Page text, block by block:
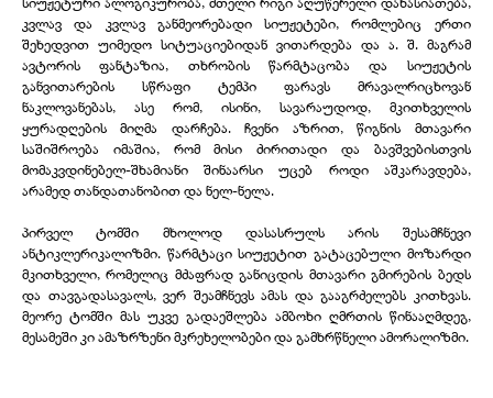
კვლავ და კვლავ განმეორებადი სიუჟეტები, რომლებიც ერთი
შეხედვით უიმედო სიტუაციებიდან ვითარდება და ა. შ. მაგრამ
ავტორის ფანტაზია, თხრობის წარმტაცობა და სიუჟეტის
განვითარების სწრაფი ტემპი ფარავს მრავალრიცხოვან
ნაკლოვანებას, ასე რომ, ისინი, სავარაუდოდ, მკითხველის
ყურადღების მიღმა დარჩება. ჩვენი აზრით, წიგნის მთავარი
საშიშროება იმაშია, რომ მისი ძირითადი და ბავშვებისთვის
მომაკვდინებელ-შხამიანი შინაარსი უცებ როდი აშკარავდება,
არამედ თანდათანობით და ნელ-ნელა.
პირველ ტომში მხოლოდ დასასრულს არის შესამჩნევი
ანტიკლერიკალიზმი. წარმტაცი სიუჟეტით გატაცებული მოზარდი
მკითხველი, რომელიც მძაფრად განიცდის მთავარი გმირების ბედს
და თავგადასავალს, ვერ შეამჩნევს ამას და გააგრძელებს კითხვას.
მეორე ტომში მას უკვე გადაეშლება ამბოხი ღმრთის წინააღმდეგ,
მესამეში კი ამაზრზენი მკრეხელობები და გამხრწნელი ამორალიზმი.